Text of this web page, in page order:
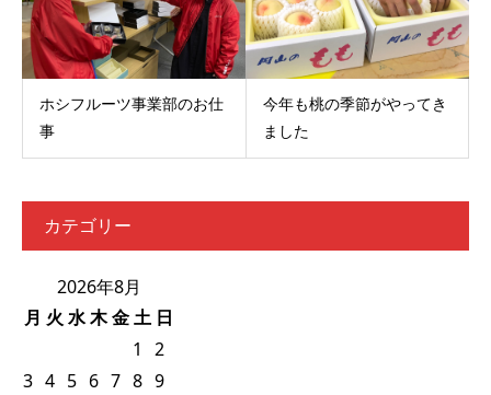
ホシフルーツ事業部のお仕
事
今年も桃の季節がやってき
ました
カテゴリー
2026年8月
月 火水木金土 日
1
2
3 4 5 6 7 8 9